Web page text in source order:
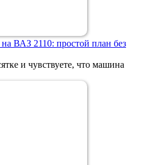
ВАЗ 2110: простой план без
и чувствуете, что машина